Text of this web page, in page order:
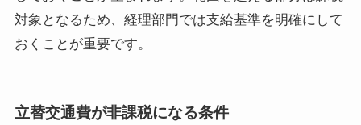
対象となるため、経理部門では支給基準を明確にして
おくことが重要です。
立替交通費が非課税になる条件